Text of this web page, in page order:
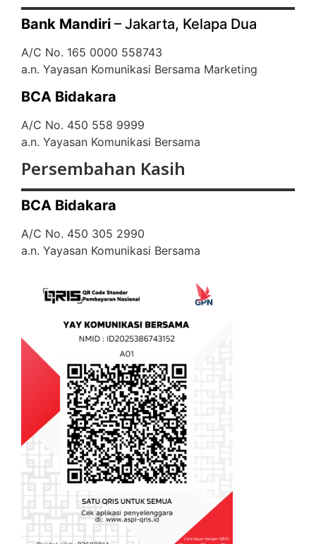
Bank Mandiri – Jakarta, Kelapa Dua
A/C No. 165 0000 558743
a.n. Yayasan Komunikasi Bersama Marketing
BCA Bidakara
A/C No. 450 558 9999
a.n. Yayasan Komunikasi Bersama
Persembahan Kasih
BCA Bidakara
A/C No. 450 305 2990
a.n. Yayasan Komunikasi Bersama